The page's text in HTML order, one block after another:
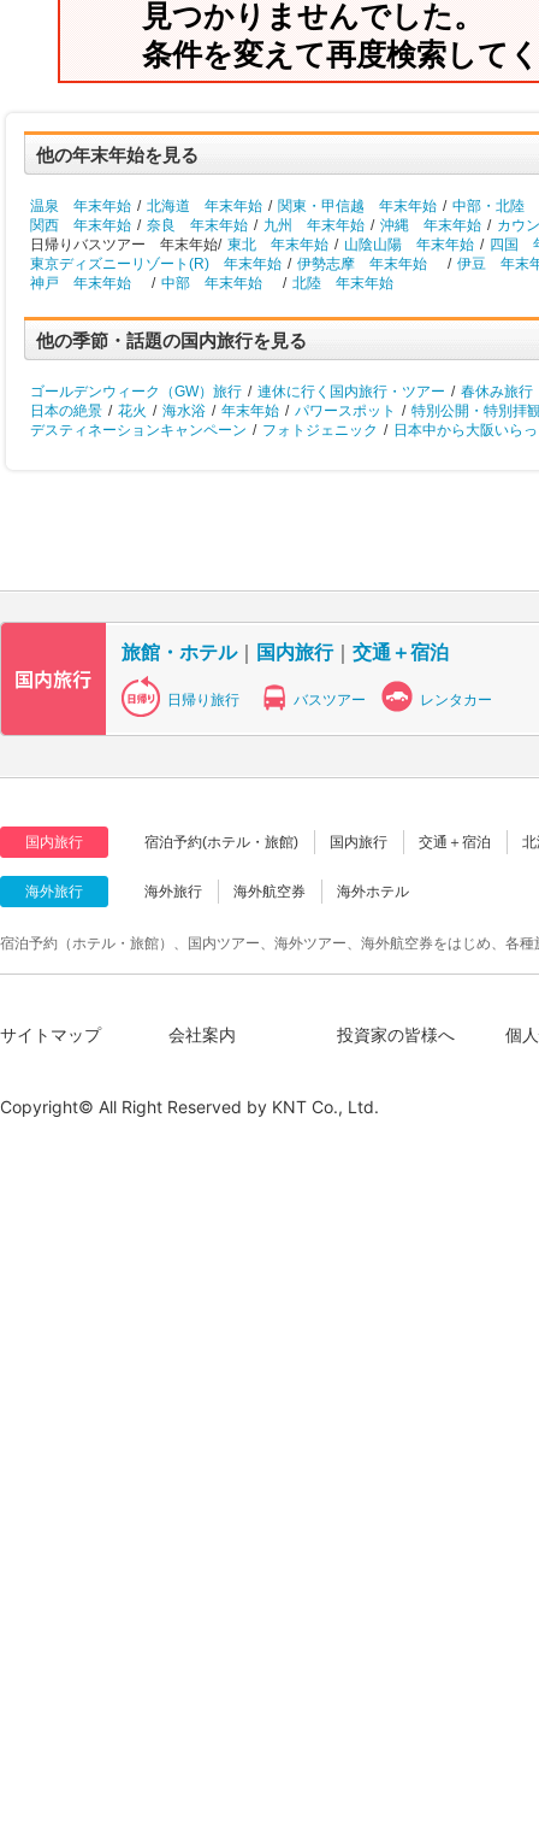
見つかりませんでした。
条件を変えて再度検索して
他の年末年始を見る
温泉 年末年始 / 北海道 年末年始 / 関東・甲信越 年末年始 / 中部・北陸
関西 年末年始 / 奈良 年末年始 / 九州 年末年始 / 沖縄 年末年始 / カウ
日帰りバスツアー 年末年始/ 東北 年末年始 / 山陰山陽 年末年始 / 四国
東京ディズニーリゾート(R) 年末年始 / 伊勢志摩 年末年始 / 伊豆 年末
神戸 年末年始
/ 中部 年末年始 / 北陸 年末年始
他の季節・話題の国内旅行を見る
ゴールデンウィーク（GW）旅行 / 連休に行く国内旅行・ツアー / 春休み旅行
日本の絶景 / 花火 / 海水浴 / 年末年始 / パワースポット / 特別公開・特別拝
デスティネーションキャンペーン / フォトジェニック / 日本中から大阪いら
旅館・ホテル｜ 国内旅行｜ 交通＋宿泊
日帰り旅行 バスツアー レンタカー
国内旅行 宿泊予約(ホテル・旅館) 国内旅行 交通＋宿泊
海外旅行 海外旅行 海外航空券 海外ホテル
宿泊予約（ホテル・旅館）、国内ツアー、海外ツアー、海外航空券をはじめ、各
サイトマップ 会社案内 投資家の皆様へ 個
Copyright© All Right Reserved by KNT Co., Ltd.